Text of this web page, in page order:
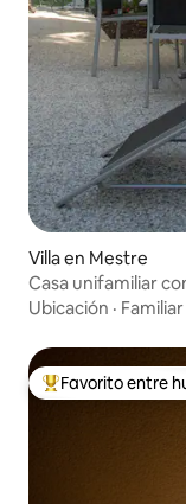
Villa en Mestre
Casa unifamiliar
Ubicación · Familiar
De los mejores en
Favorito entre